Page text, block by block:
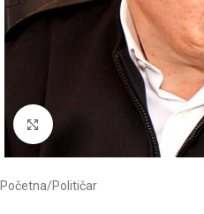
Click to enlarge
Početna/Političar